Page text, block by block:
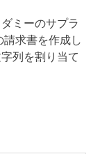
ミーのサプラ
求書を作成し
列を割り当て